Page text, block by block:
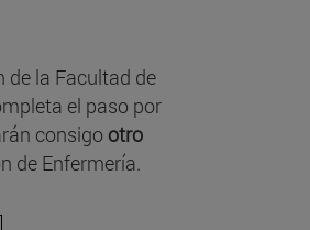
de la Facultad de
el paso por
consigo otro
de Enfermería.